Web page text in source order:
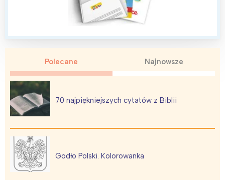
Polecane Najnowsze
70 najpiękniejszych cytatów z Biblii
Godło Polski. Kolorowanka
Interesują mnie wydarzenia z
tego regionu: